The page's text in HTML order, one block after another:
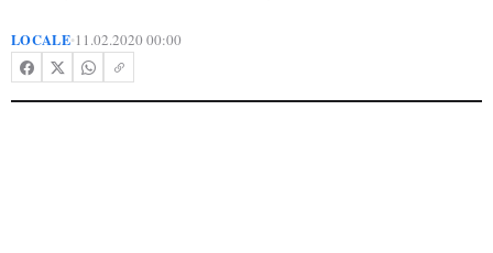
LOCALE•11.02.2020 00:00